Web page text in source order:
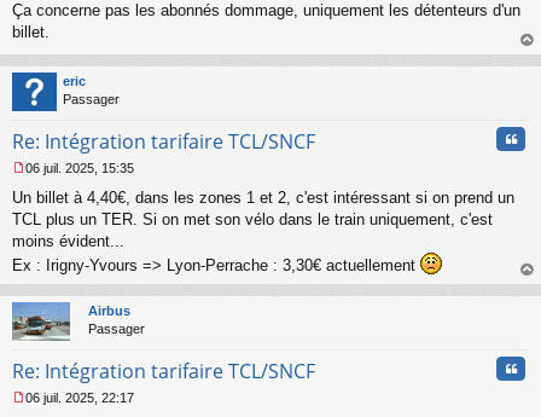
e
s
a
g
e
o
l
u
Ça concerne pas les abonnés dommage, uniquement les détenteurs d'un
billet.
au
eric
Passager
Re: Intégration tarifaire TCL/SNCF
e
s
s
g
o
n
u
06 juil. 2025, 15:35
Un billet à 4,40€, dans les zones 1 et 2, c'est intéressant si on prend un
TCL plus un TER. Si on met son vélo dans le train uniquement, c'est
moins évident...
Ex : Irigny-Yvours => Lyon-Perrache : 3,30€ actuellement
au
Airbus
Passager
Re: Intégration tarifaire TCL/SNCF
06 juil. 2025, 22:17